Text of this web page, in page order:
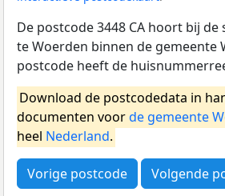
De postcode 3448 CA hoort bij de
te Woerden binnen de gemeente
postcode heeft de
Download de postcodedata in
documenten voorde gemeente
heel Nederland.
Vorige postcode Volgende